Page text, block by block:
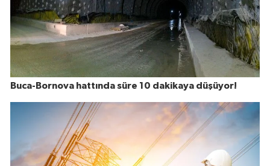
Buca-Bornova hattında süre 10 dakikaya düşüyor!